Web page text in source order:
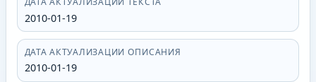
2010-01-19
ДАТА АКТУАЛИЗАЦИИ ОПИСАНИЯ
2010-01-19